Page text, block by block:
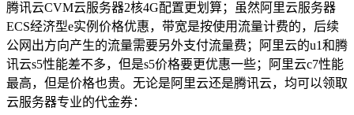
腾讯云CVM云服务器2核4G配置更划算；虽然阿里云服务器
ECS经济型e实例价格优惠，带宽是按使用流量计费的，后续
公网出方向产生的流量需要另外支付流量费；阿里云的u1和腾
讯云s5性能差不多，但是s5价格要更优惠一些；阿里云c7性能
最高，但是价格也贵。无论是阿里云还是腾讯云，均可以领取
云服务器专业的代金券：